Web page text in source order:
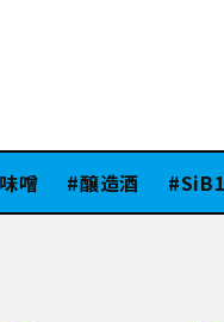
醸造酒 SiB100